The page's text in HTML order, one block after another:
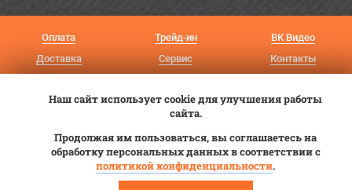
Оплата
Доставка
Трейд-ин
Сервис
ВК Видео
Контакты
ООО «Авангард»
Наш сайт использует cookie для улучшения работы
сайта.
Продолжая им пользоваться, вы соглашаетесь на
обработку персональных данных в соответствии с
политикой конфиденциальности.